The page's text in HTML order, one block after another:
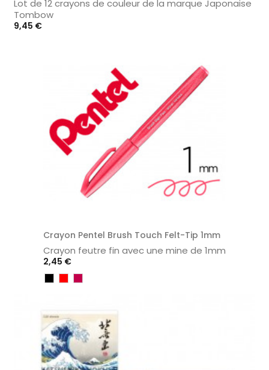
Lot de 12 crayons de couleur de la marque Japonaise
Tombow
Prix
9,45 €
Crayon Pentel Brush Touch Felt-Tip 1mm
Crayon feutre fin avec une mine de 1mm
Prix
2,45 €